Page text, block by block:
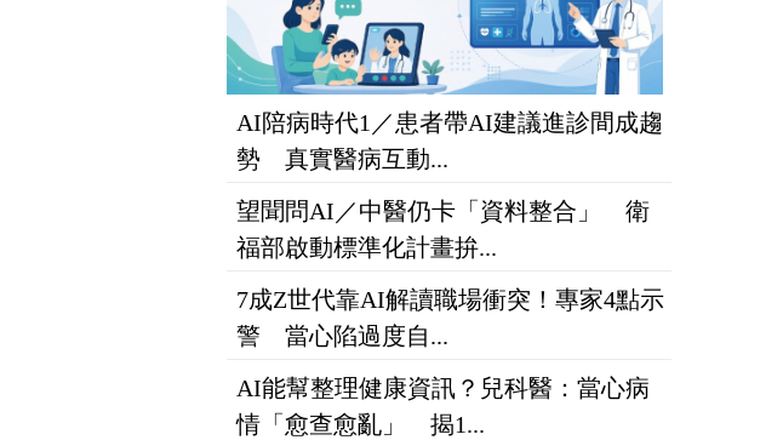
AI陪病時代1／患者帶AI建議進診間成趨
勢 真實醫病互動...
望聞問AI／中醫仍卡「資料整合」 衛
福部啟動標準化計畫拚...
7成Z世代靠AI解讀職場衝突！專家4點示
警 當心陷過度自...
AI能幫整理健康資訊？兒科醫：當心病
情「愈查愈亂」 揭1...